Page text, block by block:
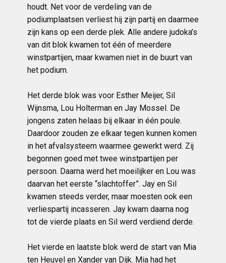
houdt. Net voor de verdeling van de
podiumplaatsen verliest hij zijn partij en daarmee
zijn kans op een derde plek. Alle andere judoka’s
van dit blok kwamen tot één of meerdere
winstpartijen, maar kwamen niet in de buurt van
het podium.
Het derde blok was voor Esther Meijer, Sil
Wijnsma, Lou Holterman en Jay Mossel. De
jongens zaten helaas bij elkaar in één poule.
Daardoor zouden ze elkaar tegen kunnen komen
in het afvalsysteem waarmee gewerkt werd. Zij
begonnen goed met twee winstpartijen per
persoon. Daarna werd het moeilijker en Lou was
daarvan het eerste “slachtoffer”. Jay en Sil
kwamen steeds verder, maar moesten ook een
verliespartij incasseren. Jay kwam daarna nog
tot de vierde plaats en Sil werd verdiend derde.
Het vierde en laatste blok werd de start van Mia
ten Heuvel en Xander van Dijk. Mia had het